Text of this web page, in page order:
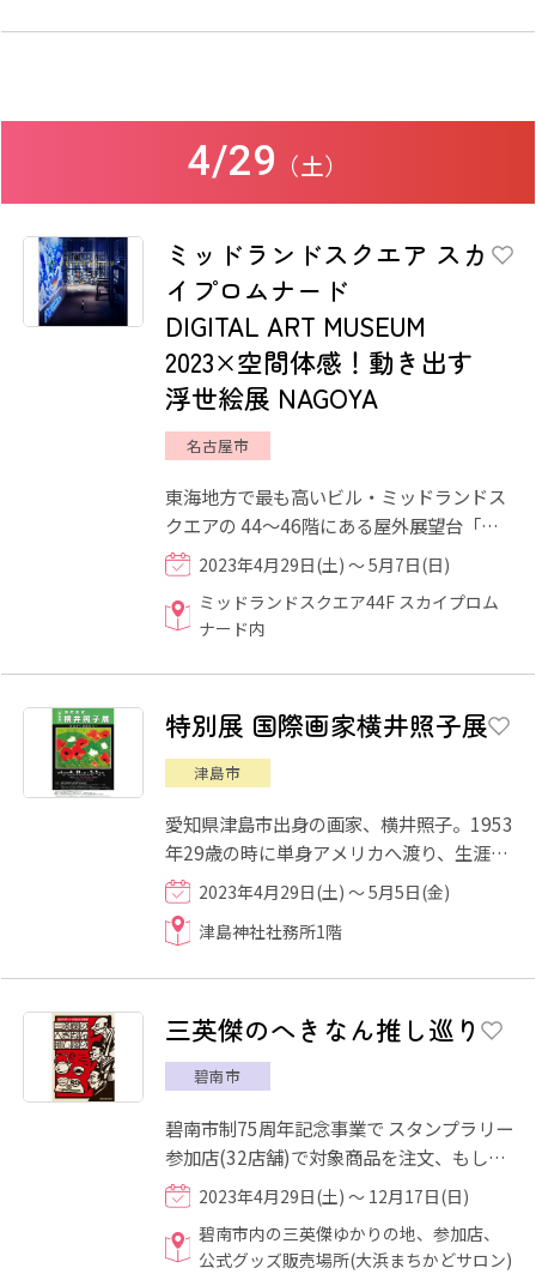
4/29 （土）
ミッドランドスクエア スカ
イプロムナード
DIGITAL ART MUSEUM
2023×空間体感！動き出す
浮世絵展 NAGOYA
名古屋市
東海地方で最も高いビル・ミッドランドス
クエアの 44～46階にある屋外展望台「ス
カイプロムナード」の壁面にデジタルアー
トコンテンツのプロジ...
2023年4月29日(土) ～ 5月7日(日)
ミッドランドスクエア44F スカイプロム
ナード内
特別展 国際画家横井照子展
津島市
愛知県津島市出身の画家、横井照子。1953
年29歳の時に単身アメリカへ渡り、生涯を
終えるまで長年スイスで国民的画家として
活躍しました。そんな彼...
2023年4月29日(土) ～ 5月5日(金)
津島神社社務所1階
三英傑のへきなん推し巡り
碧南市
碧南市制75周年記念事業で スタンプラリー
参加店(32店舗)で対象商品を注文、もしく
は碧南市内の三英傑ゆかりの地（称名寺、
宝珠寺、大浜熊野大神...
2023年4月29日(土) ～ 12月17日(日)
碧南市内の三英傑ゆかりの地、参加店、
公式グッズ販売場所(大浜まちかどサロン)